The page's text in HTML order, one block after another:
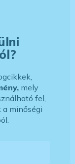
mely
fel,
a minőségi